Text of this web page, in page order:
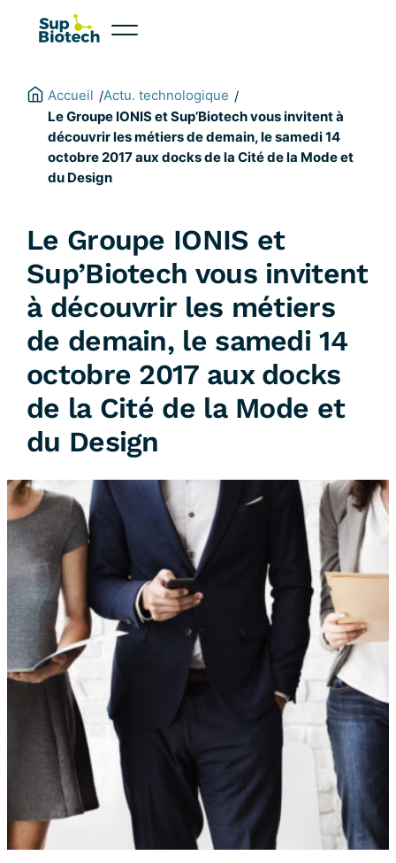
Accueil /Actu. technologique /
Le Groupe IONIS et Sup’Biotech vous invitent à
découvrir les métiers de demain, le samedi 14
octobre 2017 aux docks de la Cité de la Mode et
du Design
Le Groupe IONIS et
Sup’Biotech vous invitent
à découvrir les métiers
de demain, le samedi 14
octobre 2017 aux docks
de la Cité de la Mode et
du Design